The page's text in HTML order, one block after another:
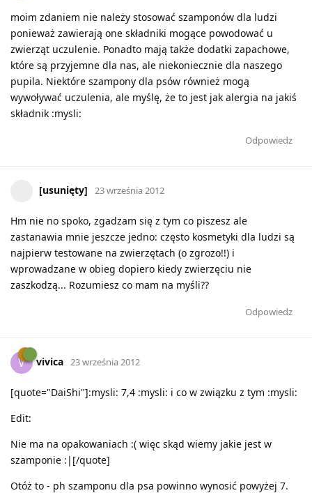
moim zdaniem nie należy stosować szamponów dla ludzi
ponieważ zawierają one składniki mogące powodować u
zwierząt uczulenie. Ponadto mają także dodatki zapachowe,
które są przyjemne dla nas, ale niekoniecznie dla naszego
pupila. Niektóre szampony dla psów również mogą
wywoływać uczulenia, ale myślę, że to jest jak alergia na jakiś
składnik :mysli:
Odpowiedz
[usunięty] 23 września 2012
Hm nie no spoko, zgadzam się z tym co piszesz ale
zastanawia mnie jeszcze jedno: często kosmetyki dla ludzi są
najpierw testowane na zwierzętach (o zgrozo!!) i
wprowadzane w obieg dopiero kiedy zwierzęciu nie
zaszkodzą... Rozumiesz co mam na myśli??
Odpowiedz
V vivica 23 września 2012
[quote="DaiShi"]:mysli: 7,4 :mysli: i co w związku z tym :mysli:
Edit:
Nie ma na opakowaniach :( więc skąd wiemy jakie jest w
szamponie :|[/quote]
Otóż to - ph szamponu dla psa powinno wynosić powyżej 7.